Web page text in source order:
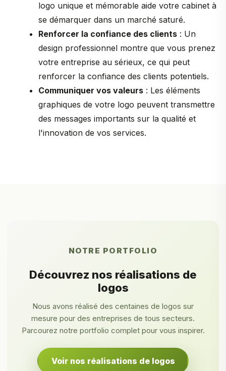
logo unique et mémorable aide votre cabinet à
se démarquer dans un marché saturé.
Renforcer la confiance des clients : Un
design professionnel montre que vous prenez
votre entreprise au sérieux, ce qui peut
renforcer la confiance des clients potentiels.
Communiquer vos valeurs : Les éléments
graphiques de votre logo peuvent transmettre
des messages importants sur la qualité et
l'innovation de vos services.
NOTRE PORTFOLIO
Découvrez nos réalisations de
logos
Nous avons réalisé des centaines de logos sur
mesure pour des entreprises de tous secteurs.
Parcourez notre portfolio complet pour vous inspirer.
Voir nos réalisations de logos